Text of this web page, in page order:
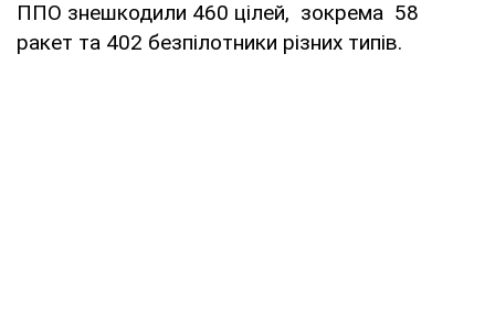
ППО знешкодили 460 цілей, зокрема 58
ракет та 402 безпілотники різних типів.